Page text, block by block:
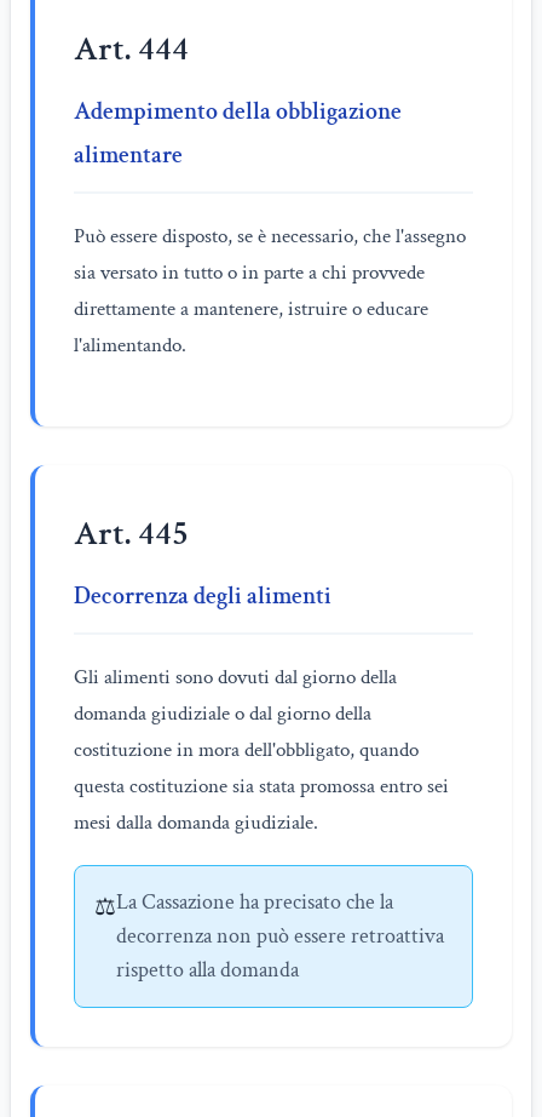
Art. 444
Adempimento della obbligazione
alimentare
Può essere disposto, se è necessario, che l'assegno
sia versato in tutto o in parte a chi provvede
direttamente a mantenere, istruire o educare
l'alimentando.
Art. 445
Decorrenza degli alimenti
Gli alimenti sono dovuti dal giorno della
domanda giudiziale o dal giorno della
costituzione in mora dell'obbligato, quando
questa costituzione sia stata promossa entro sei
mesi dalla domanda giudiziale.
⚖️La Cassazione ha precisato che la
decorrenza non può essere retroattiva
rispetto alla domanda